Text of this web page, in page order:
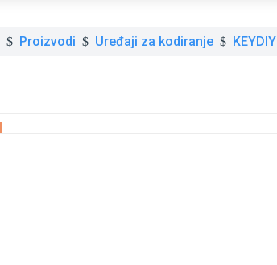
$ Proizvodi $ Uređaji za kodiranje $ KEYDIY